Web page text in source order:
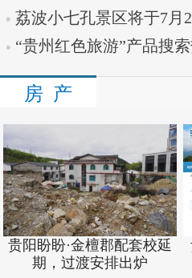
近饱和
荔波小七孔景区将于7月
“贵州红色旅游”产品搜
房 产
贵阳盼盼·金檀郡配套校延
期，过渡安排出炉